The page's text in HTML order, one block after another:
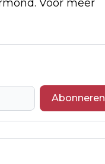
Voor meer
Abonneren